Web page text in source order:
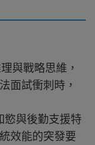
與戰略思維，
面試衝刺時，
慾與後勤支援特
效能的突發要